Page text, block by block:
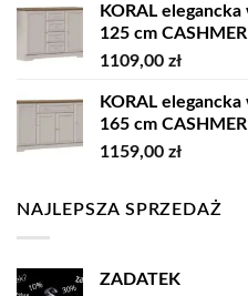
KORAL
125 cm
1109,00 zł
KORAL
165 cm
1159,00 zł
NAJLEPSZA SPRZEDAŻ
ZADATEK